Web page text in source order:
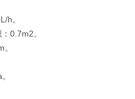
h。
0.7m2。
。